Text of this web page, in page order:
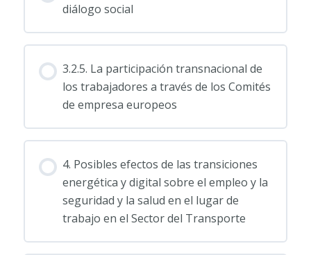
diálogo social
3.2.5. La participación transnacional de
los trabajadores a través de los Comités
de empresa europeos
4. Posibles efectos de las transiciones
energética y digital sobre el empleo y la
seguridad y la salud en el lugar de
trabajo en el Sector del Transporte